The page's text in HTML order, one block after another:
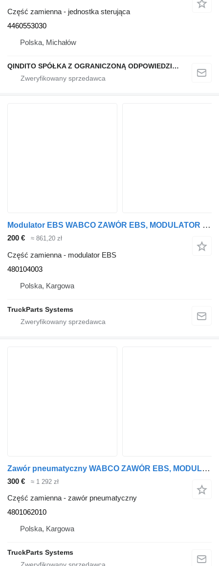
Część zamienna - jednostka sterująca
4460553030
Polska, Michałów
QINDITO SPÓŁKA Z OGRANICZONĄ ODPOWIEDZIALNOŚCIĄ
Modulator EBS WABCO ZAWÓR EBS, MODULATOR , 480104003 do ciężarówki
200 € ≈ 861,20 zł
Część zamienna - modulator EBS
480104003
Polska, Kargowa
TruckParts Systems
Zawór pneumatyczny WABCO ZAWÓR EBS, MODULATOR , 4801062010 do ciężarówki
300 € ≈ 1 292 zł
Część zamienna - zawór pneumatyczny
4801062010
Polska, Kargowa
TruckParts Systems